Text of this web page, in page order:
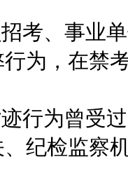
、事业单
为，在禁
为曾受过
纪检监察